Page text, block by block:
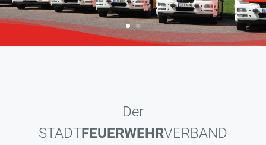
Werkfeuerwehren sowie den
Fördermitgliedern zusammen.
Der
STADTFEUERWEHRVERBAND